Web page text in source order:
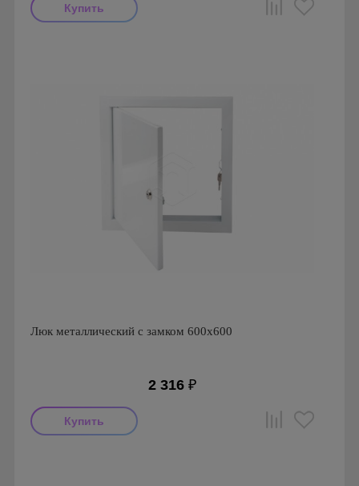
Люк металлический с замком 600х600
2 316 ₽